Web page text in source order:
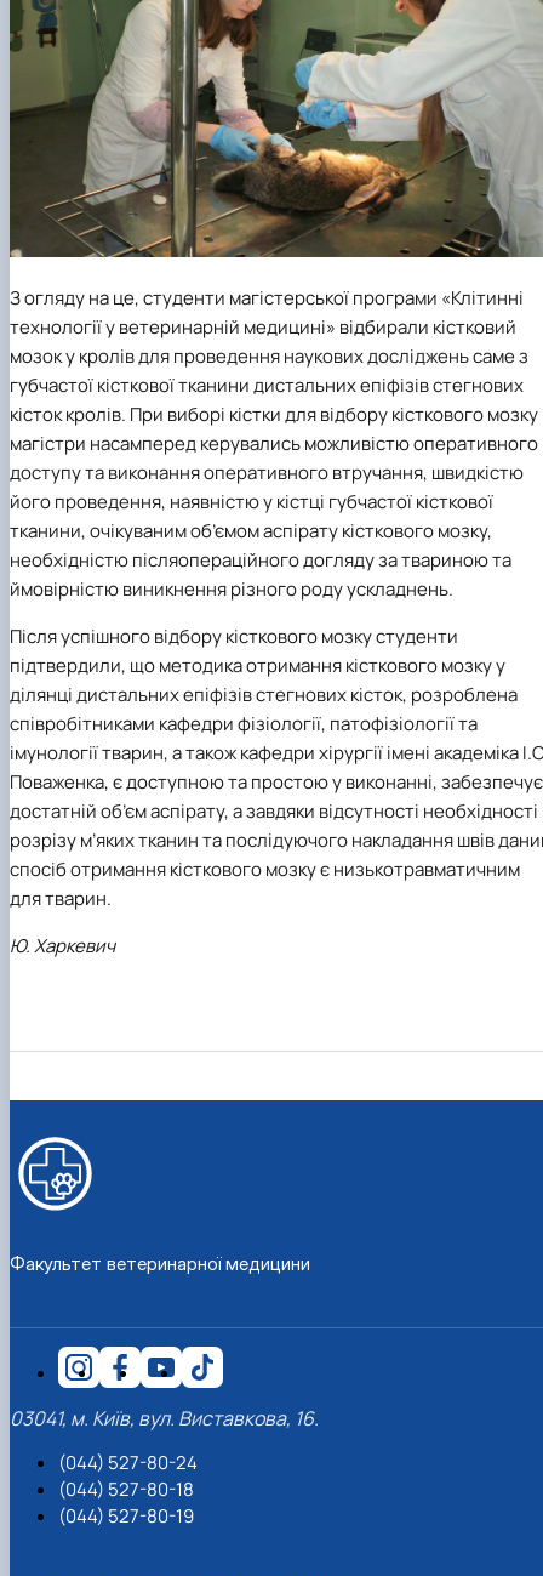
З огляду на це, студенти магістерської програми «Клітинні
технології у ветеринарній медицині» відбирали кістковий
мозок у кролів для проведення наукових досліджень саме з
губчастої кісткової тканини дистальних епіфізів стегнових
кісток кролів. При виборі кістки для відбору кісткового мозку
магістри насамперед керувались можливістю оперативного
доступу та виконання оперативного втручання, швидкістю
його проведення, наявністю у кістці губчастої кісткової
тканини, очікуваним об’ємом аспірату кісткового мозку,
необхідністю післяопераційного догляду за твариною та
ймовірністю виникнення різного роду ускладнень.
Після успішного відбору кісткового мозку студенти
підтвердили, що методика отримання кісткового мозку у
ділянці дистальних епіфізів стегнових кісток, розроблена
співробітниками кафедри фізіології, патофізіології та
імунології тварин, а також кафедри хірургії імені академіка
Поваженка, є доступною та простою у виконанні, забезпечує
достатній об’єм аспірату, а завдяки відсутності необхідності
розрізу м’яких тканин та послідуючого накладання швів
спосіб отримання кісткового мозку є низькотравматичним
для тварин.
Ю. Харкевич
Факультет ветеринарної медицини
03041, м. Київ, вул. Виставкова, 16.
(044) 527-80-24
(044) 527-80-18
(044) 527-80-19